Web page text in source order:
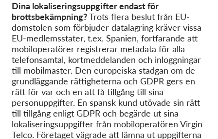
Dina lokaliseringsuppgifter endast för
brottsbekämpning?Trots flera beslut från EU-
domstolen som förbjuder datalagring kräver vissa
EU-medlemsstater, t.ex. Spanien, fortfarande att
mobiloperatörer registrerar metadata för alla
telefonsamtal, kortmeddelanden och inloggningar
till mobilmaster. Den europeiska stadgan om de
grundläggande rättigheterna och GDPR gers en
rätt för var och en att få tillgång till sina
personuppgifter. En spansk kund utövade sin rätt
till tillgång enligt GDPR och begärde ut sina
lokaliseringsuppgifter från mobiloperatören Virgin
Telco. Företaget vägrade att lämna ut uppgifterna